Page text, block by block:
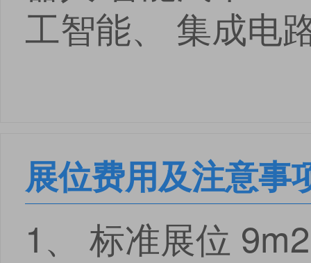
工智能、 集成电
展位费用及注意事
1、 标准展位